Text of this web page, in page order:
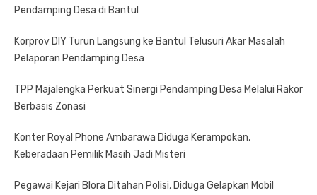
Pendamping Desa di Bantul
Korprov DIY Turun Langsung ke Bantul Telusuri Akar Masalah
Pelaporan Pendamping Desa
TPP Majalengka Perkuat Sinergi Pendamping Desa Melalui Rakor
Berbasis Zonasi
Konter Royal Phone Ambarawa Diduga Kerampokan,
Keberadaan Pemilik Masih Jadi Misteri
Pegawai Kejari Blora Ditahan Polisi, Diduga Gelapkan Mobil